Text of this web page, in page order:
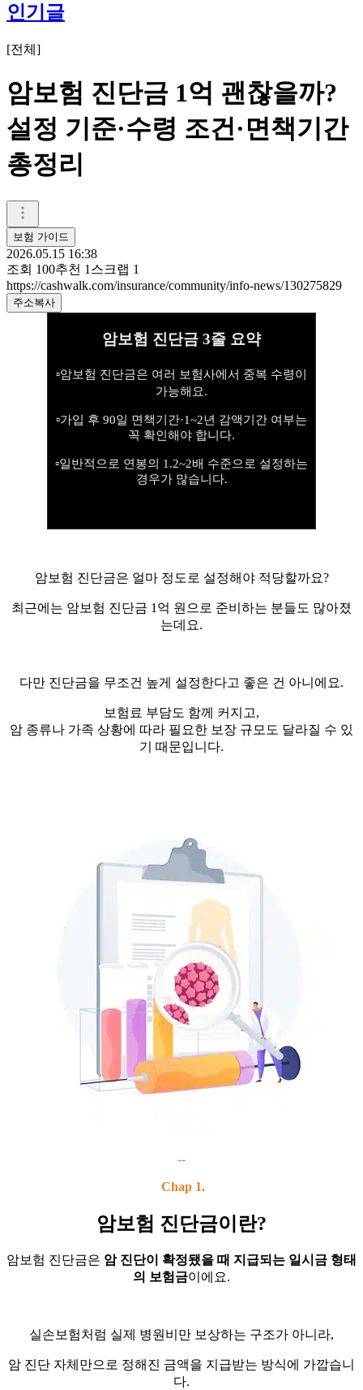
인기글
[전체 ]
암보험 진단금 1억 괜찮을까?
설정 기준·수령 조건·면책기간
총정리
보험 가이드
2026.05.15 16:38
조회 100추천 1 스크랩 1
https://cashwalk.com/insurance/community/info-news/130275829
주소복사
암보험 진단금 3줄 요약
▫️암보험 진단금은 여러 보험사에서 중복 수령이
가능해요.
▫️가입 후 90일 면책기간·1~2년 감액기간 여부는
꼭 확인해야 합니다.
▫️일반적으로 연봉의 1.2~2배 수준으로 설정하는
경우가 많습니다.
암보험 진단금은 얼마 정도로 설정해야 적당할까요?
최근에는 암보험 진단금 1억 원으로 준비하는 분들도 많아졌
는데요.
다만 진단금을 무조건 높게 설정한다고 좋은 건 아니에요.
보험료 부담도 함께 커지고,
암 종류나 가족 상황에 따라 필요한 보장 규모도 달라질 수 있
기 때문입니다.
--
Chap 1.
암보험 진단금이란?
암보험 진단금은 암 진단이 확정됐을 때 지급되는 일시금 형태
의 보험금이에요.
실손보험처럼 실제 병원비만 보상하는 구조가 아니라,
암 진단 자체만으로 정해진 금액을 지급받는 방식에 가깝습니
다.